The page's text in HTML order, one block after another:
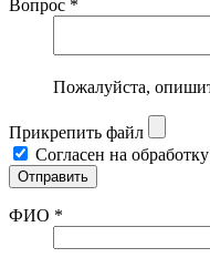
Вопрос *
Пожалуйста,
Прикрепить файл
Согласен на обработку
ФИО *